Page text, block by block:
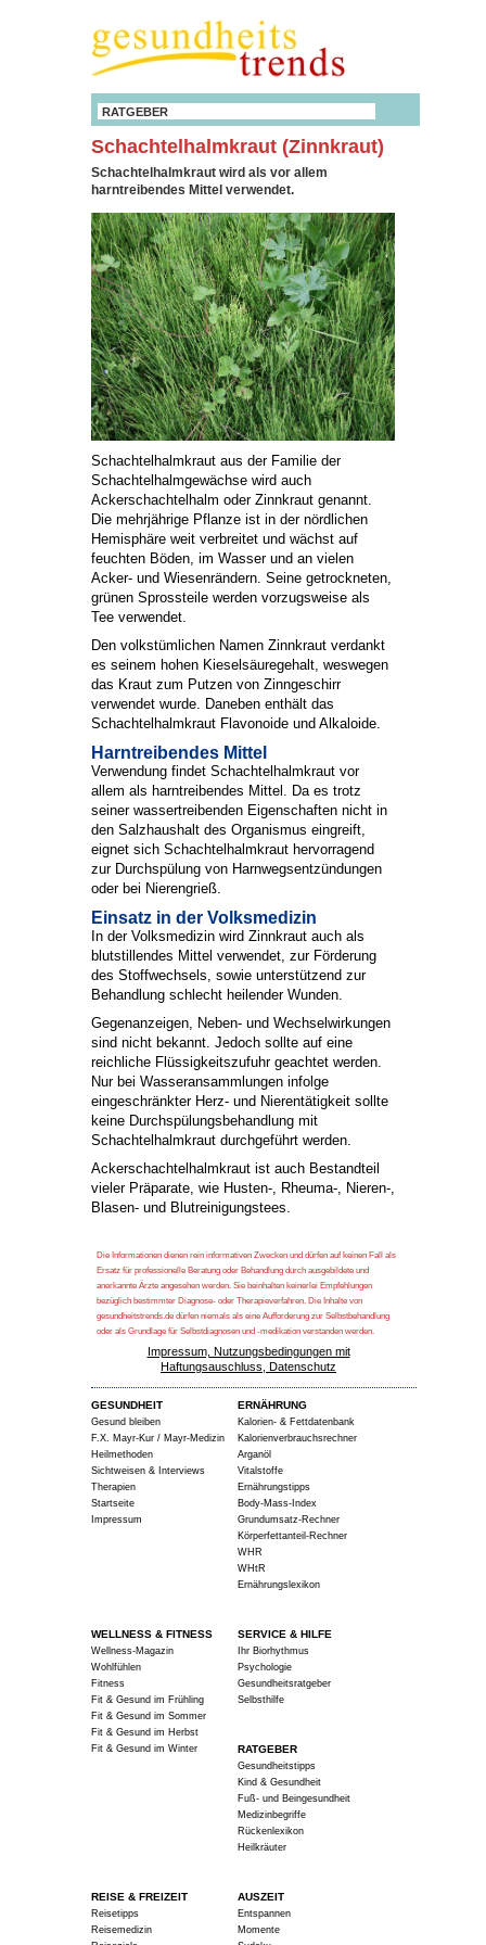
RATGEBER
Schachtelhalmkraut (Zinnkraut)
Schachtelhalmkraut wird als vor allem
harntreibendes Mittel verwendet.
Schachtelhalmkraut aus der Familie der
Schachtelhalmgewächse wird auch
Ackerschachtelhalm oder Zinnkraut genannt.
Die mehrjährige Pflanze ist in der nördlichen
Hemisphäre weit verbreitet und wächst auf
feuchten Böden, im Wasser und an vielen
Acker- und Wiesenrändern. Seine getrockneten,
grünen Sprossteile werden vorzugsweise als
Tee verwendet.
Den volkstümlichen Namen Zinnkraut verdankt
es seinem hohen Kieselsäuregehalt, weswegen
das Kraut zum Putzen von Zinngeschirr
verwendet wurde. Daneben enthält das
Schachtelhalmkraut Flavonoide und Alkaloide.
Harntreibendes Mittel
Verwendung findet Schachtelhalmkraut vor
allem als harntreibendes Mittel. Da es trotz
seiner wassertreibenden Eigenschaften nicht in
den Salzhaushalt des Organismus eingreift,
eignet sich Schachtelhalmkraut hervorragend
zur Durchspülung von Harnwegsentzündungen
oder bei Nierengrieß.
Einsatz in der Volksmedizin
In der Volksmedizin wird Zinnkraut auch als
blutstillendes Mittel verwendet, zur Förderung
des Stoffwechsels, sowie unterstützend zur
Behandlung schlecht heilender Wunden.
Gegenanzeigen, Neben- und Wechselwirkungen
sind nicht bekannt. Jedoch sollte auf eine
reichliche Flüssigkeitszufuhr geachtet werden.
Nur bei Wasseransammlungen infolge
eingeschränkter Herz- und Nierentätigkeit sollte
keine Durchspülungsbehandlung mit
Schachtelhalmkraut durchgeführt werden.
Ackerschachtelhalmkraut ist auch Bestandteil
vieler Präparate, wie Husten-, Rheuma-, Nieren-,
Blasen- und Blutreinigungstees.
Die Informationen dienen rein informativen Zwecken und dürfen auf keinen Fall als
Ersatz für professionelle Beratung oder Behandlung durch ausgebildete und
anerkannte Ärzte angesehen werden. Sie beinhalten keinerlei Empfehlungen
bezüglich bestimmter Diagnose- oder Therapieverfahren. Die Inhalte von
gesundheitstrends.de dürfen niemals als eine Aufforderung zur Selbstbehandlung
oder als Grundlage für Selbstdiagnosen und -medikation verstanden werden.
Impressum, Nutzungsbedingungen mit
Haftungsauschluss, Datenschutz
GESUNDHEIT
Gesund bleiben
F.X. Mayr-Kur / Mayr-Medizin
Heilmethoden
Sichtweisen & Interviews
Therapien
Startseite
Impressum
ERNÄHRUNG
Kalorien- & Fettdatenbank
Kalorienverbrauchsrechner
Arganöl
Vitalstoffe
Ernährungstipps
Body-Mass-Index
Grundumsatz-Rechner
Körperfettanteil-Rechner
WHR
WHtR
Ernährungslexikon
WELLNESS & FITNESS
Wellness-Magazin
Wohlfühlen
Fitness
Fit & Gesund im Frühling
Fit & Gesund im Sommer
Fit & Gesund im Herbst
Fit & Gesund im Winter
SERVICE & HILFE
Ihr Biorhythmus
Psychologie
Gesundheitsratgeber
Selbsthilfe
RATGEBER
Gesundheitstipps
Kind & Gesundheit
Fuß- und Beingesundheit
Medizinbegriffe
Rückenlexikon
Heilkräuter
REISE & FREIZEIT
Reisetipps
Reisemedizin
AUSZEIT
Entspannen
Momente